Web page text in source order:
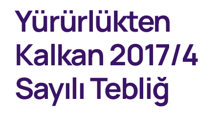
Yürürlükten
Kalkan 2017/4
Sayılı Tebliğ